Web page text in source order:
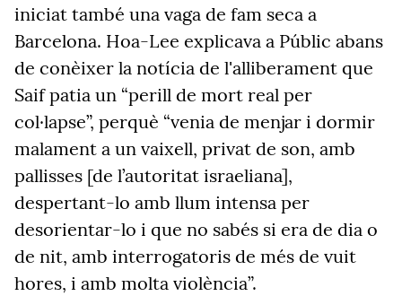
iniciat també una vaga de fam seca a
Barcelona. Hoa-Lee explicava a Públic abans
de conèixer la notícia de l'alliberament que
Saif patia un “perill de mort real per
col·lapse”, perquè “venia de menjar i dormir
malament a un vaixell, privat de son, amb
pallisses [de l’autoritat israeliana],
despertant-lo amb llum intensa per
desorientar-lo i que no sabés si era de dia o
de nit, amb interrogatoris de més de vuit
hores, i amb molta violència”.